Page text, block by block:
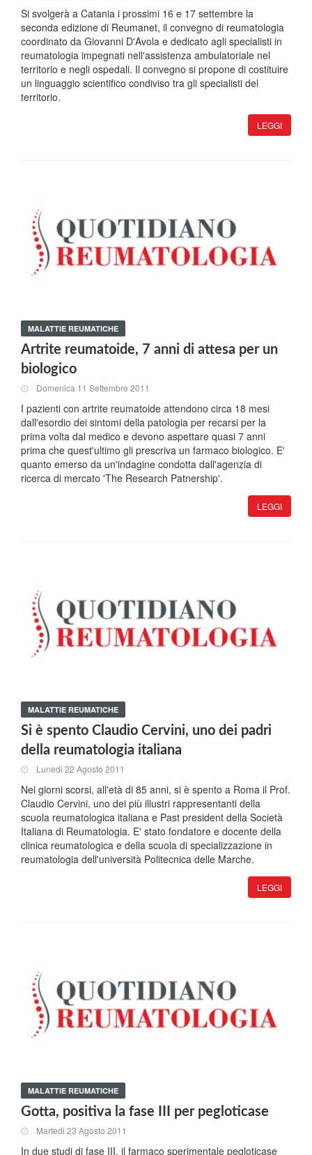
Si svolgerà a Catania i prossimi 16 e 17 settembre la
seconda edizione di Reumanet, il convegno di reumatologia
coordinato da Giovanni D'Avola e dedicato agli specialisti in
reumatologia impegnati nell'assistenza ambulatoriale nel
territorio e negli ospedali. Il convegno si propone di costituire
un linguaggio scientifico condiviso tra gli specialisti del
territorio.
LEGGI
MALATTIE REUMATICHE
Artrite reumatoide, 7 anni di attesa per un
biologico
Domenica 11 Settembre 2011
I pazienti con artrite reumatoide attendono circa 18 mesi
dall'esordio dei sintomi della patologia per recarsi per la
prima volta dal medico e devono aspettare quasi 7 anni
prima che quest'ultimo gli prescriva un farmaco biologico. E'
quanto emerso da un'indagine condotta dall'agenzia di
ricerca di mercato 'The Research Patnership'.
LEGGI
MALATTIE REUMATICHE
Si è spento Claudio Cervini, uno dei padri
della reumatologia italiana
Lunedi 22 Agosto 2011
Nei giorni scorsi, all'età di 85 anni, si è spento a Roma il Prof.
Claudio Cervini, uno dei più illustri rappresentanti della
scuola reumatologica italiana e Past president della Società
Italiana di Reumatologia. E' stato fondatore e docente della
clinica reumatologica e della scuola di specializzazione in
reumatologia dell'università Politecnica delle Marche.
LEGGI
MALATTIE REUMATICHE
Gotta, positiva la fase III per pegloticase
Martedi 23 Agosto 2011
In due studi di fase III, il farmaco sperimentale pegloticase